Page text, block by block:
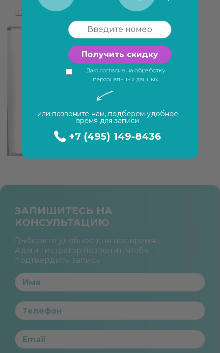
Шавердели А.И.
ЗАПИШИТЕСЬ НА
КОНСУЛЬТАЦИЮ
Выберите удобное для вас время.
Администратор позвонит, чтобы
подтвердить запись
Получить скидку
Даю согласие на обработку
персональных данных
или позвоните нам, подберем удобное
время для записи
+7 (495) 149-8436